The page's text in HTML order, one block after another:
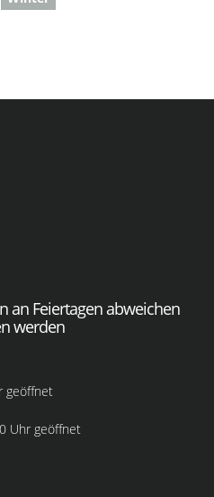
an Feiertagen abweichen
werden
geöffnet
Uhr geöffnet